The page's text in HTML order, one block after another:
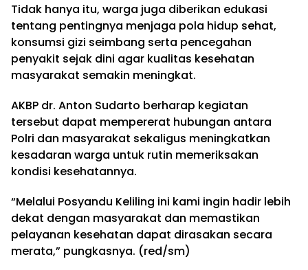
Tidak hanya itu, warga juga diberikan edukasi
tentang pentingnya menjaga pola hidup sehat,
konsumsi gizi seimbang serta pencegahan
penyakit sejak dini agar kualitas kesehatan
masyarakat semakin meningkat.
AKBP dr. Anton Sudarto berharap kegiatan
tersebut dapat mempererat hubungan antara
Polri dan masyarakat sekaligus meningkatkan
kesadaran warga untuk rutin memeriksakan
kondisi kesehatannya.
“Melalui Posyandu Keliling ini kami ingin hadir lebih
dekat dengan masyarakat dan memastikan
pelayanan kesehatan dapat dirasakan secara
merata,” pungkasnya. (red/sm)